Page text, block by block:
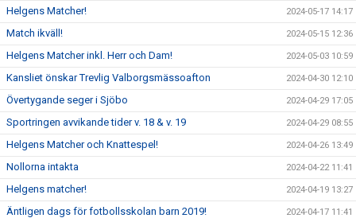
Helgens Matcher! 2024-05-17 14:17
Match ikväll! 2024-05-15 12:36
Helgens Matcher inkl. Herr och Dam! 2024-05-03 10:59
Kansliet önskar Trevlig Valborgsmässoafton 2024-04-30 12:10
Övertygande seger i Sjöbo 2024-04-29 17:05
Sportringen avvikande tider v. 18 & v. 19 2024-04-29 08:55
Helgens Matcher och Knattespel! 2024-04-26 13:49
Nollorna intakta 2024-04-22 11:41
Helgens matcher! 2024-04-19 13:27
Äntligen dags för fotbollsskolan barn 2019! 2024-04-17 11:41